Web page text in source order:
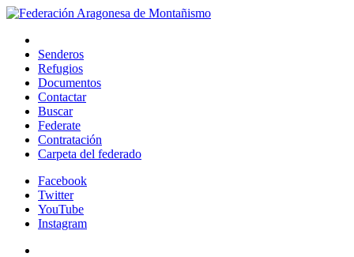
Senderos
Refugios
Documentos
Contactar
Buscar
Federate
Contratación
Carpeta del federado
Facebook
Twitter
YouTube
Instagram